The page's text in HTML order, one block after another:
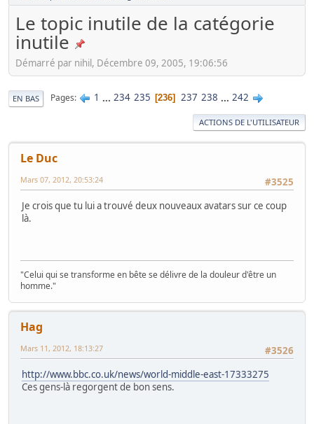
Le topic inutile de la catégorie
inutile
Démarré par nihil, Décembre 09, 2005, 19:06:56
EN BAS Pages 1 ... 234 235 236 237 238 ... 242
ACTIONS DE L'UTILISATEUR
Le Duc
#3525
Mars 07, 2012, 20:53:24
Je crois que tu lui a trouvé deux nouveaux avatars sur ce coup
là.
"Celui qui se transforme en bête se délivre de la douleur d'être un
homme."
Hag
#3526
Mars 11, 2012, 18:13:27
http://www.bbc.co.uk/news/world-middle-east-17333275
Ces gens-là regorgent de bon sens.